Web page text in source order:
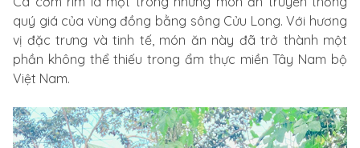
quý giá của vùng đồng bằng sông Cửu Long. Với hương
vị đặc trưng và tinh tế, món ăn này đã trở thành một
phần không thể thiếu trong ẩm thực miền Tây Nam bộ
Việt Nam.